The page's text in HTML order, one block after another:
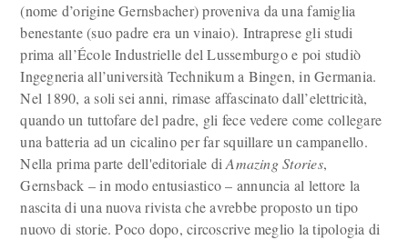
(nome d’origine Gernsbacher) proveniva da una famiglia
benestante (suo padre era un vinaio). Intraprese gli studi
prima all’École Industrielle del Lussemburgo e poi studiò
Ingegneria all’università Technikum a Bingen, in Germania.
Nel 1890, a soli sei anni, rimase affascinato dall’elettricità,
quando un tuttofare del padre, gli fece vedere come collegare
una batteria ad un cicalino per far squillare un campanello.
Nella prima parte dell'editoriale diAmazing Stories,
Gernsback – in modo entusiastico – annuncia al lettore la
nascita di una nuova rivista che avrebbe proposto un tipo
nuovo di storie. Poco dopo, circoscrive meglio la tipologia di